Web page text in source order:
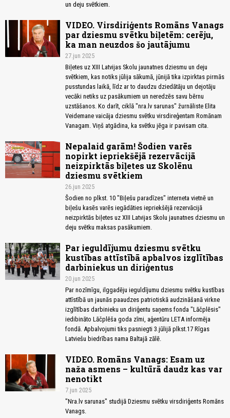
un deju svētkiem.
VIDEO. Virsdiriģents Romāns Vanags
par dziesmu svētku biļetēm: cerēju,
ka man neuzdos šo jautājumu
27.jun 2025
Biļetes uz XIII Latvijas Skolu jaunatnes dziesmu un deju
svētkiem, kas notiks jūlija sākumā, jūnijā tika izpirktas pirmās
pusstundas laikā, līdz ar to daudzu dziedātāju un dejotāju
vecāki netiks uz pasākumiem un neredzēs savu bērnu
uzstāšanos. Ko darīt, ciklā "nra.lv sarunas" žurnāliste Elita
Veidemane vaicāja dziesmu svētku virsdireģentam Romānam
Vanagam. Viņš atgādina, ka svētku jēga ir pavisam cita.
Nepalaid garām! Šodien varēs
nopirkt iepriekšējā rezervācijā
neizpirktās biļetes uz Skolēnu
dziesmu svētkiem
26.jun 2025
Šodien no plkst. 10 "Biļešu paradīzes" interneta vietnē un
biļešu kasēs varēs iegādāties iepriekšējā rezervācijā
neizpirktās biļetes uz XIII Latvijas Skolu jaunatnes dziesmu un
deju svētku maksas pasākumiem.
Par ieguldījumu dziesmu svētku
kustības attīstībā apbalvos izglītības
darbiniekus un diriģentus
20.jun 2025
Par nozīmīgu, ilggadēju ieguldījumu dziesmu svētku kustības
attīstībā un jaunās paaudzes patriotiskā audzināšanā virkne
izglītības darbinieku un diriģentu saņems fonda "Lāčplēsis"
iedibināto Lāčplēša goda zīmi, aģentūru LETA informēja
fondā. Apbalvojumi tiks pasniegti 3.jūlijā plkst.17 Rīgas
Latviešu biedrības nama Baltajā zālē.
VIDEO. Romāns Vanags: Esam uz
naža asmens – kultūrā daudz kas var
nenotikt
7.jun 2025
"Nra.lv sarunas" studijā Dziesmu svētku virsdiriģents Romāns
Vanags.